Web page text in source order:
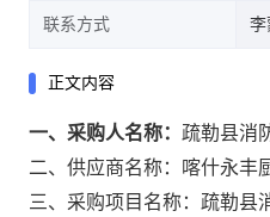
联系方式 李
正文内容
一、采购人名称： 疏勒县消
二、供应商名称：
喀什永丰
三、采购项目名称： 疏勒县